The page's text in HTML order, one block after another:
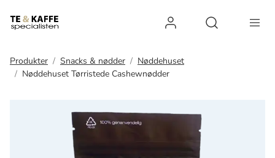
Log ind
Produkter Snacks & nødder
Nøddehuset
Nøddehuset Tørristede Cashewnødder